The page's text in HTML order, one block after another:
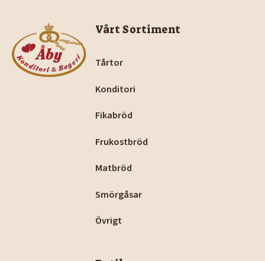
Vårt Sortiment
Tårtor
Konditori
Fikabröd
Frukostbröd
Matbröd
Smörgåsar
Övrigt